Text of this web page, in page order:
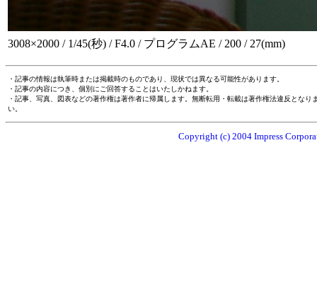
3008×2000 / 1/45(秒) / F4.0 / プログラムAE / 200 / 27(mm)
・記事の情報は執筆時または掲載時のものであり、現状では異なる可能性があります。
・記事の内容につき、個別にご回答することはいたしかねます。
・記事、写真、図表などの著作権は著作者に帰属します。無断転用・転載は著作権法違反とな
い。
Copyright (c) 2004 Impress